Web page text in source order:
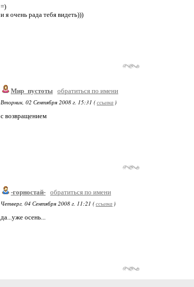
=)
и я очень рада тебя видеть)))
Мир_пустоты обратиться по имени
Вторник, 02 Сентября 2008 г. 15:31 (ссылка )
с возвращением
-горностай- обратиться по имени
Четверг, 04 Сентября 2008 г. 11:21 (ссылка )
да...уже осень...